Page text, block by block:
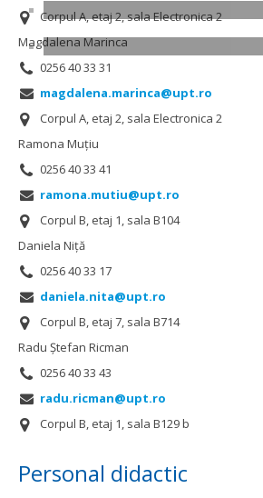
Corpul A, etaj 2, sala Electronica 2
Magdalena Marinca
0256 40 33 31
magdalena.marinca@upt.ro
Corpul A, etaj 2, sala Electronica 2
Ramona Muţiu
0256 40 33 41
ramona.mutiu@upt.ro
Corpul B, etaj 1, sala B104
Daniela Niță
0256 40 33 17
daniela.nita@upt.ro
Corpul B, etaj 7, sala B714
Radu Ștefan Ricman
0256 40 33 43
radu.ricman@upt.ro
Corpul B, etaj 1, sala B129 b
Personal didactic